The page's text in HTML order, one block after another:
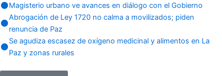
Magisterio urbano ve avances en diálogo con el Gobierno
Abrogación de Ley 1720 no calma a movilizados; piden
renuncia de Paz
Se agudiza escasez de oxígeno medicinal y alimentos en La
Paz y zonas rurales